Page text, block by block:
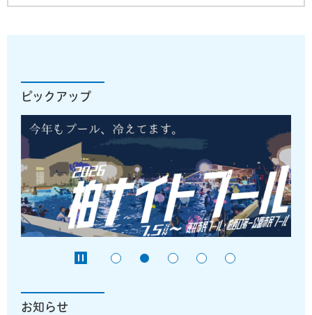
ピックアップ
お知らせ